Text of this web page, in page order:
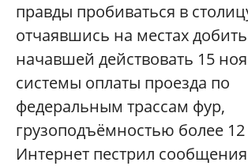
правды пробиваться в
отчаявшись на местах
начавшей действовать 15
системы оплаты проезда по
федеральным трассам фур,
грузоподъёмностью более
Интернет пестрил